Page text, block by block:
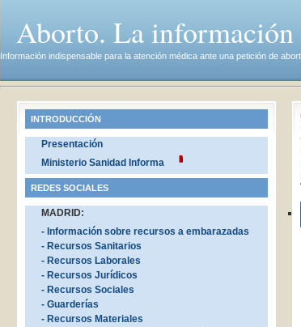
Aborto. La información
Información indispensable para la atención médica ante una petición de
INTRODUCCIÓN
Presentación
Ministerio Sanidad Informa
REDES SOCIALES
MADRID:
- Información sobre recursos a embarazadas
- Recursos Sanitarios
- Recursos Laborales
- Recursos Jurídicos
- Recursos Sociales
- Guarderías
- Recursos Materiales